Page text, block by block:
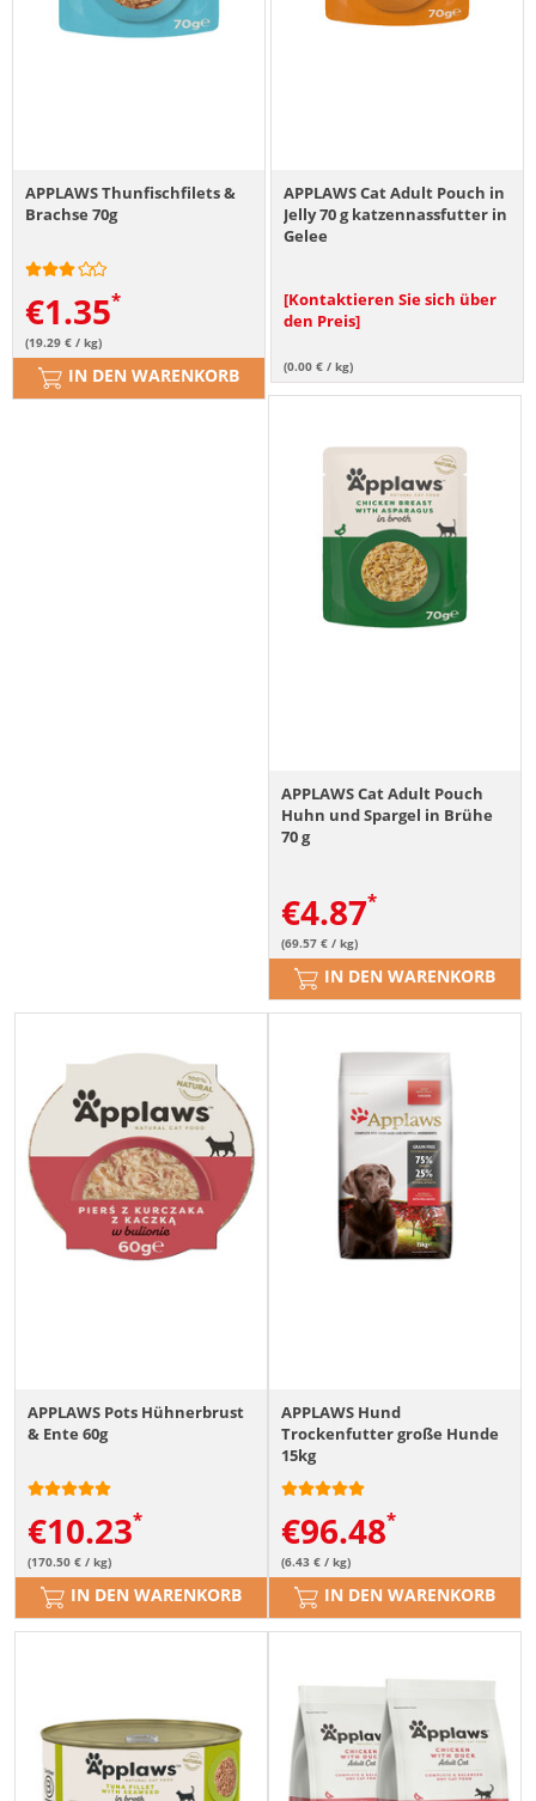
APPLAWS Thunfischfilets &
Brachse 70g
€1.35
(19.29 € / kg)
IN DEN WARENKORB
APPLAWS Cat Adult Pouch in
Jelly 70 g katzennassfutter in
Gelee
[Kontaktieren Sie sich über
den Preis]
(0.00 € / kg)
APPLAWS Cat Adult Pouch
Huhn und Spargel in Brühe
70 g
€4.87
(69.57 € / kg)
IN DEN WARENKORB
APPLAWS Pots Hühnerbrust
& Ente 60g
€10.23
(170.50 € / kg)
IN DEN WARENKORB
APPLAWS Hund
Trockenfutter große Hunde
15kg
€96.48
(6.43 € / kg)
IN DEN WARENKORB